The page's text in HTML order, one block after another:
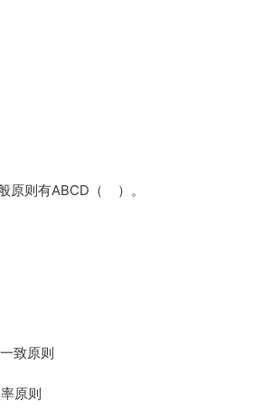
原则有ABCD（ ）。
致原则
原则